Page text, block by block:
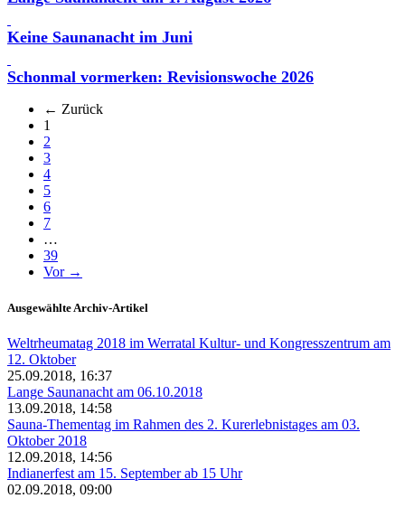
Keine Saunanacht im Juni
Schonmal vormerken: Revisionswoche 2026
← Zurück
1
2
3
4
5
6
7
…
39
Vor →
Ausgewählte Archiv-Artikel
Weltrheumatag 2018 im Werratal Kultur- und Kongresszentrum am
12. Oktober
25.09.2018, 16:37
Lange Saunanacht am 06.10.2018
13.09.2018, 14:58
Sauna-Thementag im Rahmen des 2. Kurerlebnistages am 03.
Oktober 2018
12.09.2018, 14:56
Indianerfest am 15. September ab 15 Uhr
02.09.2018, 09:00